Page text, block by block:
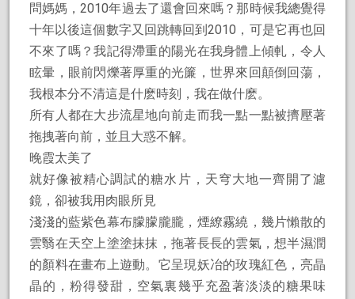
問媽媽，2010年過去了還會回來嗎？那時候我總覺得
十年以後這個數字又回跳轉回到2010，可是它再也回
不來了嗎？我記得滯重的陽光在我身體上傾軋，令人
眩暈，眼前閃爍著厚重的光簾，世界來回顛倒回蕩，
我根本分不清這是什麽時刻，我在做什麽。
所有人都在大步流星地向前走而我一點一點被擠壓著
拖拽著向前，並且大惑不解。
晚霞太美了
就好像被精心調試的糖水片，天穹大地一齊開了濾
鏡，卻被我用肉眼所見
淺淺的藍紫色幕布朦朦朧朧，煙繚霧繞，幾片懶散的
雲翳在天空上塗塗抹抹，拖著長長的雲氣，想半濕潤
的顏料在畫布上遊動。它呈現妖冶的玫瑰紅色，亮晶
晶的，粉得發甜，空氣裏幾乎充盈著淡淡的糖果味